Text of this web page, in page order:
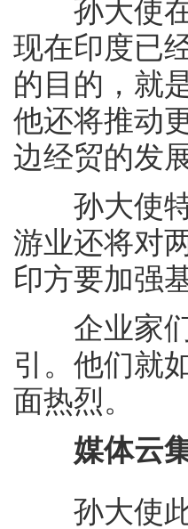
孙大使在
现在印度已
的目的，就
他还将推动
边经贸的发
孙大使特
游业还将对
印方要加强
企业家们
引。他们就
面热烈。
媒体云
孙大使此